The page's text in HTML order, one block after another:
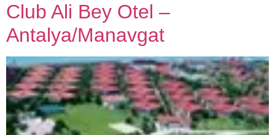
Club Ali Bey Otel –
Antalya/Manavgat